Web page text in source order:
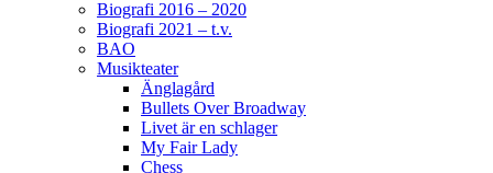
Biografi 2016 – 2020
Biografi 2021 – t.v.
BAO
Musikteater
Änglagård
Bullets Over Broadway
Livet är en schlager
My Fair Lady
Chess